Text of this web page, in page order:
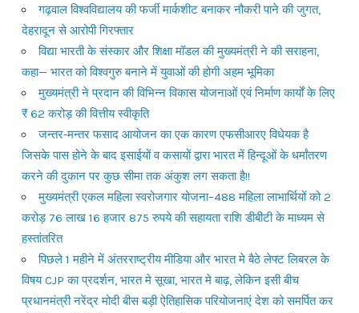
गढ़वाल विश्वविद्यालय की फर्जी मार्कशीट बनाकर नौकरी पाने की जुगत,
देहरादून से आरोपी गिरफ्तार
विद्या भारती के संस्कार और शिक्षा मॉडल की मुख्यमंत्री ने की सराहना,
कहा— भारत को विश्वगुरु बनाने में युवाओं की होगी अहम भूमिका
मुख्यमंत्री ने प्रदान की विभिन्न विकास योजनाओं एवं निर्माण कार्यों के लिए
₹ 62 करोड़ की वित्तीय स्वीकृति
जन्तर-मन्तर फसाद आयोजन का एक कारण एफसीआरए विधेयक है
जिसके पास होने के बाद इसाईयों व कसायों द्वारा भारत में हिन्दूओं के धर्मांतरण
करने की दुकान पर कुछ सीमा तक अंकुश लग सकता है!!
मुख्यमंत्री एकल महिला स्वरोजगार योजना–488 महिला लाभार्थियों को 2
करोड़ 76 लाख 16 हजार 875 रुपये की सहायता राशि डीबीटी के माध्यम से
हस्तांतरित
पिछले 1 महीने में अंतरराष्ट्रीय मीडिया और भारत मे बैठे लेफ्ट लिबरल के
विषय CJP का प्रदर्शन, भारत मे सूखा, भारत मे बाढ़, लेकिन इसी बीच
प्रधानमंत्री नरेंद्र मोदी बीस बड़ी ऐतिहासिक परियोजनाएं देश को समर्पित कर